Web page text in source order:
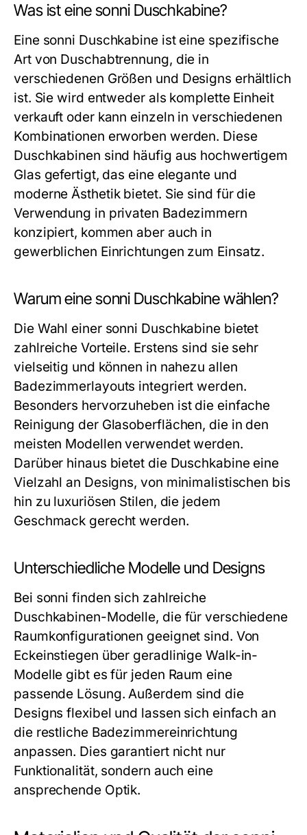
Was ist eine sonni Duschkabine?
Eine sonni Duschkabine ist eine spezifische
Art von Duschabtrennung, die in
verschiedenen Größen und Designs erhältlich
ist. Sie wird entweder als komplette Einheit
verkauft oder kann einzeln in verschiedenen
Kombinationen erworben werden. Diese
Duschkabinen sind häufig aus hochwertigem
Glas gefertigt, das eine elegante und
moderne Ästhetik bietet. Sie sind für die
Verwendung in privaten Badezimmern
konzipiert, kommen aber auch in
gewerblichen Einrichtungen zum Einsatz.
Warum eine sonni Duschkabine wählen?
Die Wahl einer sonni Duschkabine bietet
zahlreiche Vorteile. Erstens sind sie sehr
vielseitig und können in nahezu allen
Badezimmerlayouts integriert werden.
Besonders hervorzuheben ist die einfache
Reinigung der Glasoberflächen, die in den
meisten Modellen verwendet werden.
Darüber hinaus bietet die Duschkabine eine
Vielzahl an Designs, von minimalistischen bis
hin zu luxuriösen Stilen, die jedem
Geschmack gerecht werden.
Unterschiedliche Modelle und Designs
Bei sonni finden sich zahlreiche
Duschkabinen-Modelle, die für verschiedene
Raumkonfigurationen geeignet sind. Von
Eckeinstiegen über geradlinige Walk-in-
Modelle gibt es für jeden Raum eine
passende Lösung. Außerdem sind die
Designs flexibel und lassen sich einfach an
die restliche Badezimmereinrichtung
anpassen. Dies garantiert nicht nur
Funktionalität, sondern auch eine
ansprechende Optik.